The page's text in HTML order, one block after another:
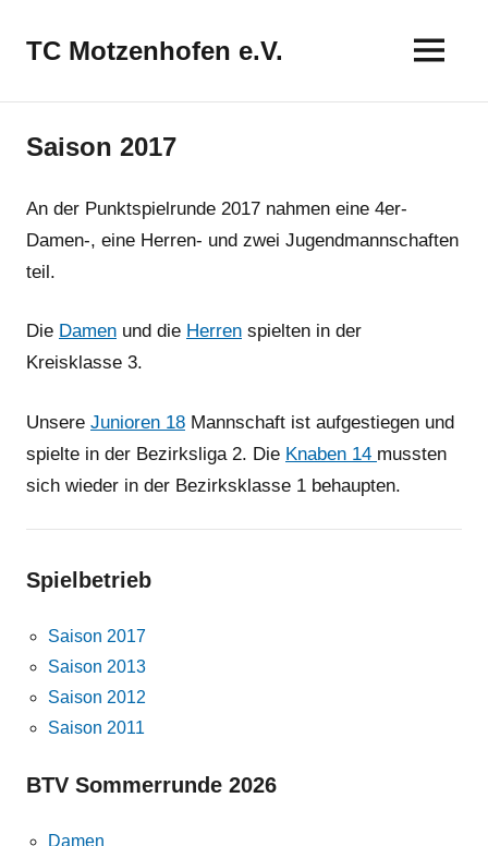
InhaltTC Motzenhofen e.V.
Saison 2017
An der Punktspielrunde 2017 nahmen eine 4er-
Damen-, eine Herren- und zwei Jugendmannschaften
teil.
Die Damen und die Herren spielten in der
Kreisklasse 3.
Unsere Junioren 18 Mannschaft ist aufgestiegen und
spielte in der Bezirksliga 2. Die Knaben 14 mussten
sich wieder in der Bezirksklasse 1 behaupten.
Spielbetrieb
Saison 2017
Saison 2013
Saison 2012
Saison 2011
BTV Sommerrunde 2026
Damen